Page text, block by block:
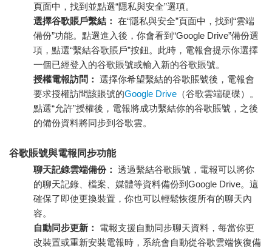
頁面中，找到並點選“隱私與安全”選項。
選擇谷歌賬戶繫結： 在“隱私與安全”頁面中，找到“雲端
備份”功能。點選進入後，你會看到“Google Drive”備份選
項，點選“繫結谷歌賬戶”按鈕。此時，電報會提示你選擇
一個已經登入的谷歌賬號或輸入新的谷歌賬號。
授權電報訪問： 選擇你希望繫結的谷歌賬號後，電報會
要求授權訪問該賬號的Google Drive （谷歌雲端硬碟）。
點選“允許”授權後，電報將成功繫結你的谷歌賬號，之後
的備份資料將同步到谷歌雲。
谷歌賬號與電報同步功能
聊天記錄雲端備份： 透過繫結谷歌賬號，電報可以將你
的聊天記錄、檔案、媒體等資料備份到Google Drive。這
確保了即使更換裝置，你也可以輕鬆恢復所有的聊天內
容。
自動同步更新：
電報支援自動同步聊天資料，每當你更
改裝置或重新安裝電報時，系統會自動從谷歌雲端恢復備